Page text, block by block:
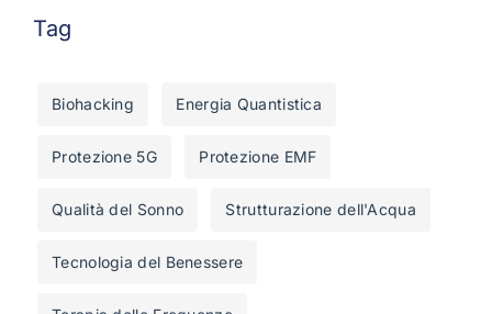
Tag
Biohacking Energia Quantistica
Protezione 5G Protezione EMF
Qualità del Sonno Strutturazione dell'Acqua
Tecnologia del Benessere